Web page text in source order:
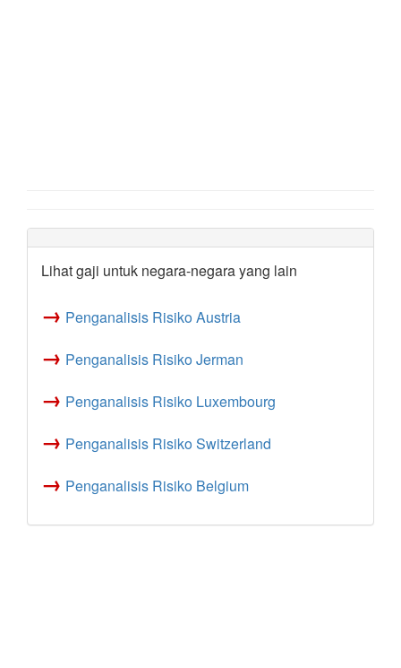
Lihat gaji untuk negara-negara yang lain
→ Penganalisis Risiko Austria
→ Penganalisis Risiko Jerman
→ Penganalisis Risiko Luxembourg
→ Penganalisis Risiko Switzerland
→ Penganalisis Risiko Belgium